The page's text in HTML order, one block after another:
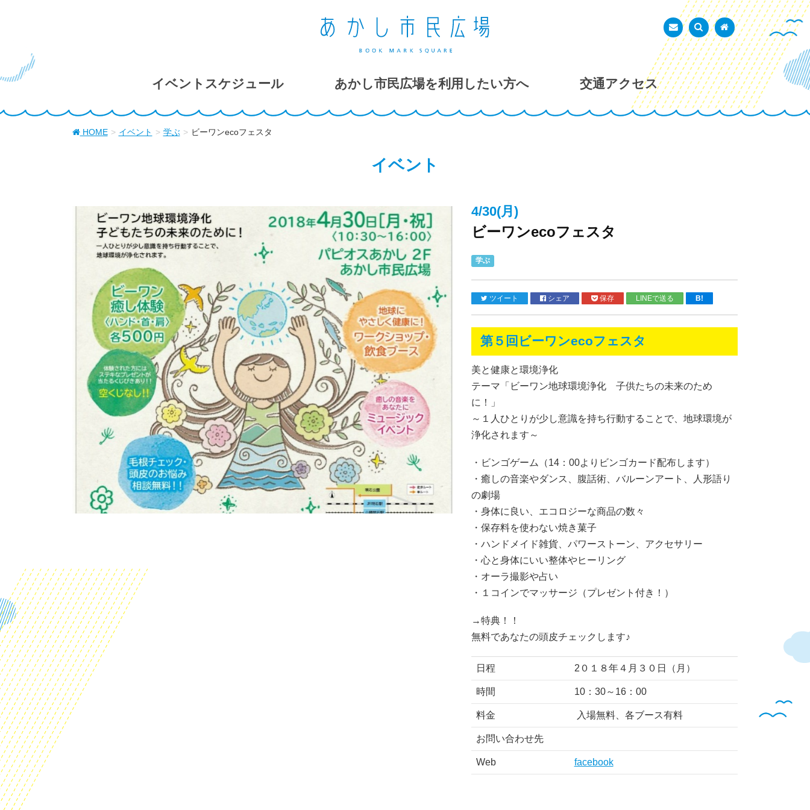
あかし市民広場
お問い合わせ
検索を表示トップページ
イベントスケジュール あかし市民広場を利用したい方へ 交通アクセス
HOME イベント 学ぶ ビーワンecoフェスタ
イベント
4/30(月)
ビーワンecoフェスタ
学ぶ
ツイート シェア 保存 LINEで送る B!
第５回ビーワンecoフェスタ
美と健康と環境浄化
テーマ「ビーワン地球環境浄化 子供たちの未来のため
に！」
～１人ひとりが少し意識を持ち行動することで、地球環境が
浄化されます～
・ビンゴゲーム（14：00よりビンゴカード配布します）
・癒しの音楽やダンス、腹話術、バルーンアート、人形語り
の劇場
・身体に良い、エコロジーな商品の数々
・保存料を使わない焼き菓子
・ハンドメイド雑貨、パワーストーン、アクセサリー
・心と身体にいい整体やヒーリング
・オーラ撮影や占い
・１コインでマッサージ（プレゼント付き！）
→特典！！
無料であなたの頭皮チェックします♪
日程 2０１８年４月３０日（月）
時間 10：30～16：00
料金 入場無料、各ブース有料
お問い合わせ先
Web facebook